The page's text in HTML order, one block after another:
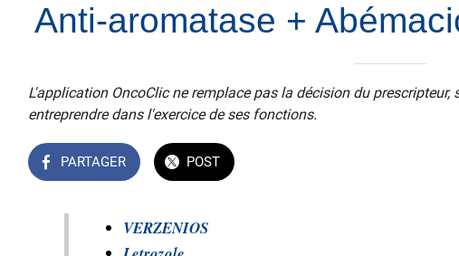
Anti-aromatase +
L'application OncoClic ne remplace pas la décision du
entreprendre dans l'exercice de ses fonctions.
PARTAGER POST
VERZENIOS